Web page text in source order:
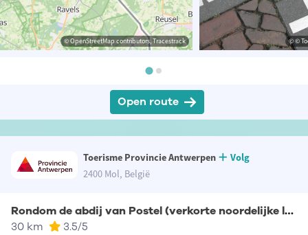
© OpenStreetMap contributors, Tracestrack © ©
Open route
Toerisme Provincie Antwerpen
Volg
2400 Mol, België
Rondom de abdij van Postel (verkorte noordelijke lus)
30 km 3.5/5